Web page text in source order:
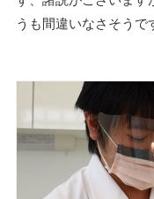
うも間違いなさそうで